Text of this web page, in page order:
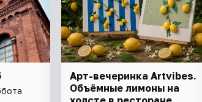
Арт-вечеринка Artvibes.
Объёмные лимоны на